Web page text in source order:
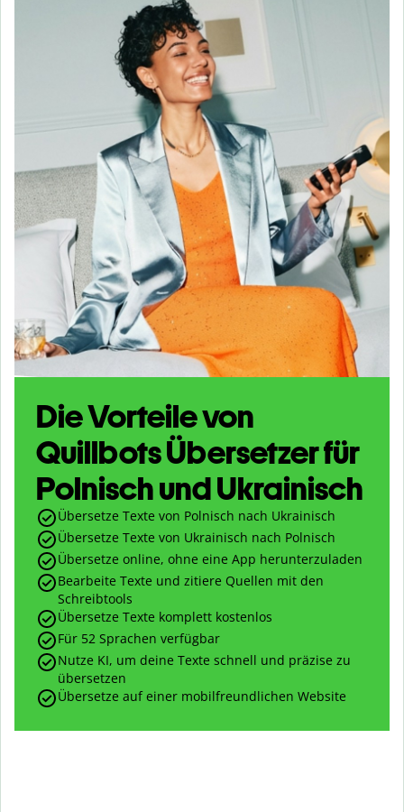
Die Vorteile von
Quillbots Übersetzer für
Polnisch und Ukrainisch
Übersetze Texte von Polnisch nach Ukrainisch
Übersetze Texte von Ukrainisch nach Polnisch
Übersetze online, ohne eine App herunterzuladen
Bearbeite Texte und zitiere Quellen mit den
Schreibtools
Übersetze Texte komplett kostenlos
Für 52 Sprachen verfügbar
Nutze KI, um deine Texte schnell und präzise zu
übersetzen
Übersetze auf einer mobilfreundlichen Website